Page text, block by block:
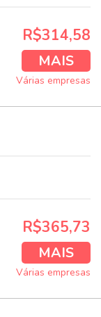
R$314,58
MAIS
Várias empresas
R$365,73
MAIS
Várias empresas